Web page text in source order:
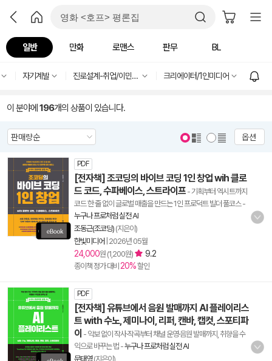
일반 만화 로맨스 판무 BL
자기계발 진로설계-취업/이민/연수 크리에이터/1인미디어
이 분야에 196개의 상품이 있습니다.
옵션
PDF
[전자책] 조코딩의 바이브 코딩 1인 창업 wih 클로
드 코드, 수파베이스, 스트라이프 - 기획부터 엑시트까지
코드 한 줄 없이 글로벌 매출을 만드는 1인 프로덕트 빌더 풀코스-
누구나 프로처럼 실전 AI
조동근(조코딩) (지은이)
한빛미디어 2026년 05월
24,000원 (1,200원) 9.2
종이책 정가 대비 20%할인
PDF
[전자책] 유튜브에서 음원 발매까지 AI 플레이리스
트 with 수노, 제미나이, 리퍼, 캔바, 캡컷, 스포티파
이 - 악보 없이 작사·작곡부터 채널 운영·음원 발매까지, 취향을 수
익으로 바꾸는 법 -누구나 프로처럼 실전 AI
문태영(지은이)